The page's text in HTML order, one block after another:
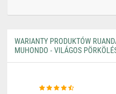
WARIANTY PRODUKTÓW
MUHONDO - VILÁGOS